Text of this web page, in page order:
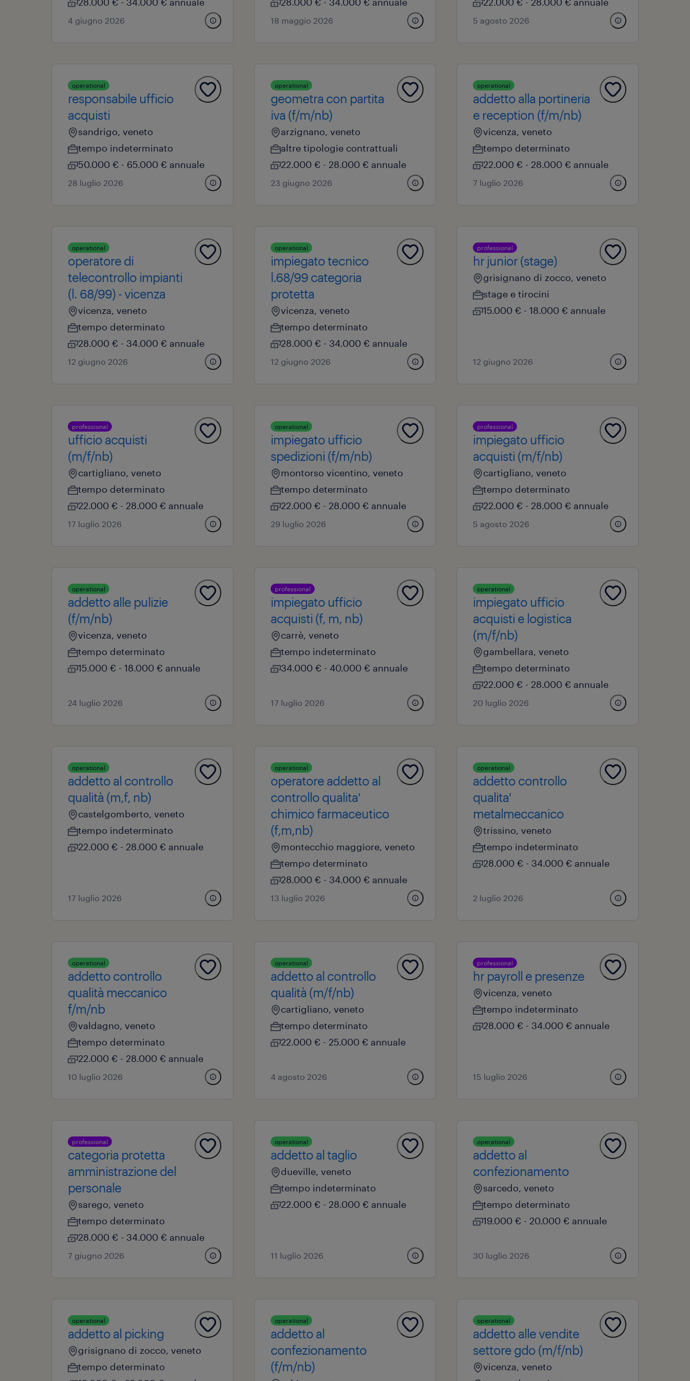
4 giugno 2026 18 maggio 2026 5 agosto 2026
operational
responsabile ufficio
acquisti
sandrigo, veneto
tempo indeterminato
50.000 € - 65.000 € annuale
28 luglio 2026
operational
geometra con partita
iva (f/m/nb)
arzignano, veneto
altre tipologie contrattuali
22.000 € - 28.000 € annuale
23 giugno 2026
operational
addetto alla portineria
e reception (f/m/nb)
vicenza, veneto
tempo determinato
22.000 € - 28.000 € annuale
7 luglio 2026
operational
operatore di
telecontrollo impianti
(l. 68/99) - vicenza
vicenza, veneto
tempo determinato
28.000 € - 34.000 € annuale
12 giugno 2026
operational
impiegato tecnico
l.68/99 categoria
protetta
vicenza, veneto
tempo determinato
28.000 € - 34.000 € annuale
12 giugno 2026
professional
hr junior (stage)
grisignano di zocco, veneto
stage e tirocini
15.000 € - 18.000 € annuale
12 giugno 2026
professional
ufficio acquisti
(m/f/nb)
cartigliano, veneto
tempo determinato
22.000 € - 28.000 € annuale
17 luglio 2026
operational
impiegato ufficio
spedizioni (f/m/nb)
montorso vicentino, veneto
tempo determinato
22.000 € - 28.000 € annuale
29 luglio 2026
professional
impiegato ufficio
acquisti (m/f/nb)
cartigliano, veneto
tempo determinato
22.000 € - 28.000 € annuale
5 agosto 2026
operational
addetto alle pulizie
(f/m/nb)
vicenza, veneto
tempo determinato
15.000 € - 18.000 € annuale
24 luglio 2026
professional
impiegato ufficio
acquisti (f, m, nb)
carrè, veneto
tempo indeterminato
34.000 € - 40.000 € annuale
17 luglio 2026
operational
impiegato ufficio
acquisti e logistica
(m/f/nb)
gambellara, veneto
tempo determinato
22.000 € - 28.000 € annuale
20 luglio 2026
operational
addetto al controllo
qualità (m,f, nb)
castelgomberto, veneto
tempo indeterminato
22.000 € - 28.000 € annuale
17 luglio 2026
operational
operatore addetto al
controllo qualita'
chimico farmaceutico
(f,m,nb)
montecchio maggiore, veneto
tempo determinato
28.000 € - 34.000 € annuale
13 luglio 2026
operational
addetto controllo
qualita'
metalmeccanico
trissino, veneto
tempo indeterminato
28.000 € - 34.000 € annuale
2 luglio 2026
operational
addetto controllo
qualità meccanico
f/m/nb
valdagno, veneto
tempo determinato
22.000 € - 28.000 € annuale
10 luglio 2026
operational
addetto al controllo
qualità (m/f/nb)
cartigliano, veneto
tempo determinato
22.000 € - 25.000 € annuale
4 agosto 2026
professional
hr payroll e presenze
vicenza, veneto
tempo indeterminato
28.000 € - 34.000 € annuale
15 luglio 2026
professional
categoria protetta
amministrazione del
personale
sarego, veneto
tempo determinato
28.000 € - 34.000 € annuale
7 giugno 2026
operational
addetto al taglio
dueville, veneto
tempo indeterminato
22.000 € - 28.000 € annuale
11 luglio 2026
operational
addetto al
confezionamento
sarcedo, veneto
tempo determinato
19.000 € - 20.000 € annuale
30 luglio 2026
operational
addetto al picking
grisignano di zocco, veneto
tempo determinato
operational
addetto al
confezionamento
(f/m/nb)
operational
addetto alle vendite
settore gdo (m/f/nb)
vicenza, veneto